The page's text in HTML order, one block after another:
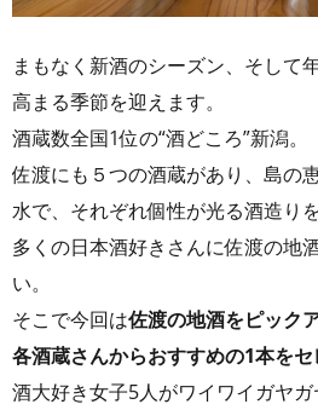
まもなく新酒のシーズン、そして
高まる季節を迎えます。
酒蔵数全国1位の“酒どころ”新潟。
佐渡にも５つの酒蔵があり、島の
水で、それぞれ個性が光る酒造り
多くの日本酒好きさんに佐渡の地
い。
そこで今回は佐渡の地酒をピック
各酒蔵さんからおすすめの1本をセ
酒大好き女子5人がワイワイガヤガ